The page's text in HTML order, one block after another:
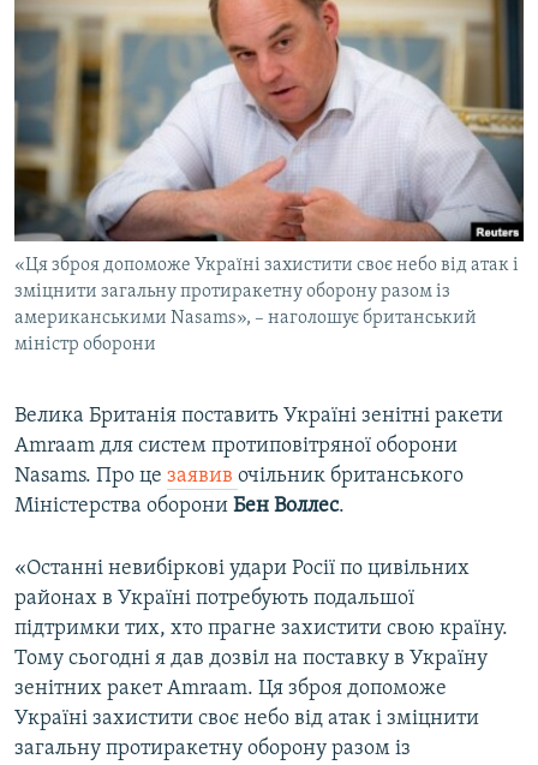
ВСЕ ЗА ДЕНЬ
СПЕЦПРОЕКТИ
ДЕПОРТАЦІЯ
ВІДЕОУРОКИ «ELIFBE»
СВІДЧЕННЯ ОКУПАЦІЇ
УКРАЇНСЬКА ПРОБЛЕМА КРИМУ
ІНФОГРАФІКА
ЯК ОБІЙТИ БЛОКУВАННЯ
Русский
Qırımtatar
ДОЛУЧАЙСЯ!
«Ця зброя допоможе Україні захистити своє небо від атак і
зміцнити загальну протиракетну оборону разом із
американськими Nasams», – наголошує британський
міністр оборони
Велика Британія поставить Україні зенітні ракети
Amraam для систем протиповітряної оборони
Nasams. Про це заявив очільник британського
Міністерства оборони Бен Воллес.
«Останні невибіркові удари Росії по цивільних
районах в Україні потребують подальшої
підтримки тих, хто прагне захистити свою країну.
Тому сьогодні я дав дозвіл на поставку в Україну
зенітних ракет Amraam. Ця зброя допоможе
Україні захистити своє небо від атак і зміцнити
загальну протиракетну оборону разом із